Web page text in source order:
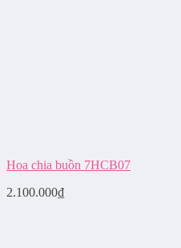
Hoa chia buồn 7HCB07
2.100.000₫